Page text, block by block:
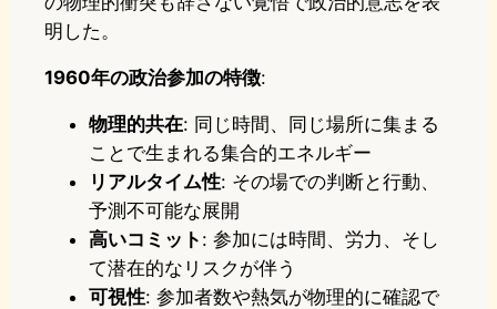
明した。
1960年の政治参加の特徴:
物理的共在: 同じ時間、同じ場所に集まる
ことで生まれる集合的エネルギー
リアルタイム性: その場での判断と行動、
予測不可能な展開
高いコミット : 参加には時間、労力、そし
て潜在的なリスクが伴う
可視性: 参加者数や熱気が物理的に確認で